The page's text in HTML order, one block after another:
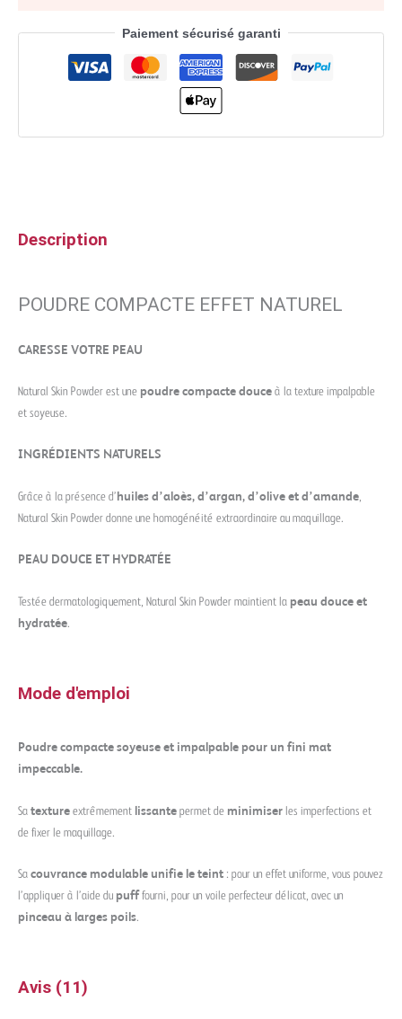
Paiement sécurisé garanti
Description
POUDRE COMPACTE EFFET NATUREL
CARESSE VOTRE PEAU
Natural Skin Powder est une poudre compacte douce à la texture impalpable
et soyeuse.
INGRÉDIENTS NATURELS
Grâce à la présence d’ huiles d’aloès, d’argan, d’olive et d’amande,
Natural Skin Powder donne une homogénéité extraordinaire au maquillage.
PEAU DOUCE ET HYDRATÉE
Testée dermatologiquement, Natural Skin Powder maintient la peau douce et
hydratée.
Mode d'emploi
Poudre compacte soyeuse et impalpable pour un fini mat
impeccable.
Sa texture extrêmement lissante permet de minimiser les imperfections et
de fixer le maquillage.
Sa couvrance modulable unifie le teint : pour un effet uniforme, vous pouvez
l’appliquer à l’aide du puff fourni, pour un voile perfecteur délicat, avec un
pinceau à larges poils.
Avis (11)